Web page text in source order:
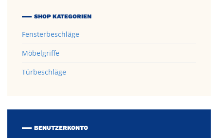
SHOP KATEGORIEN
Fensterbeschläge
Möbelgriffe
Türbeschläge
BENUTZERKONTO